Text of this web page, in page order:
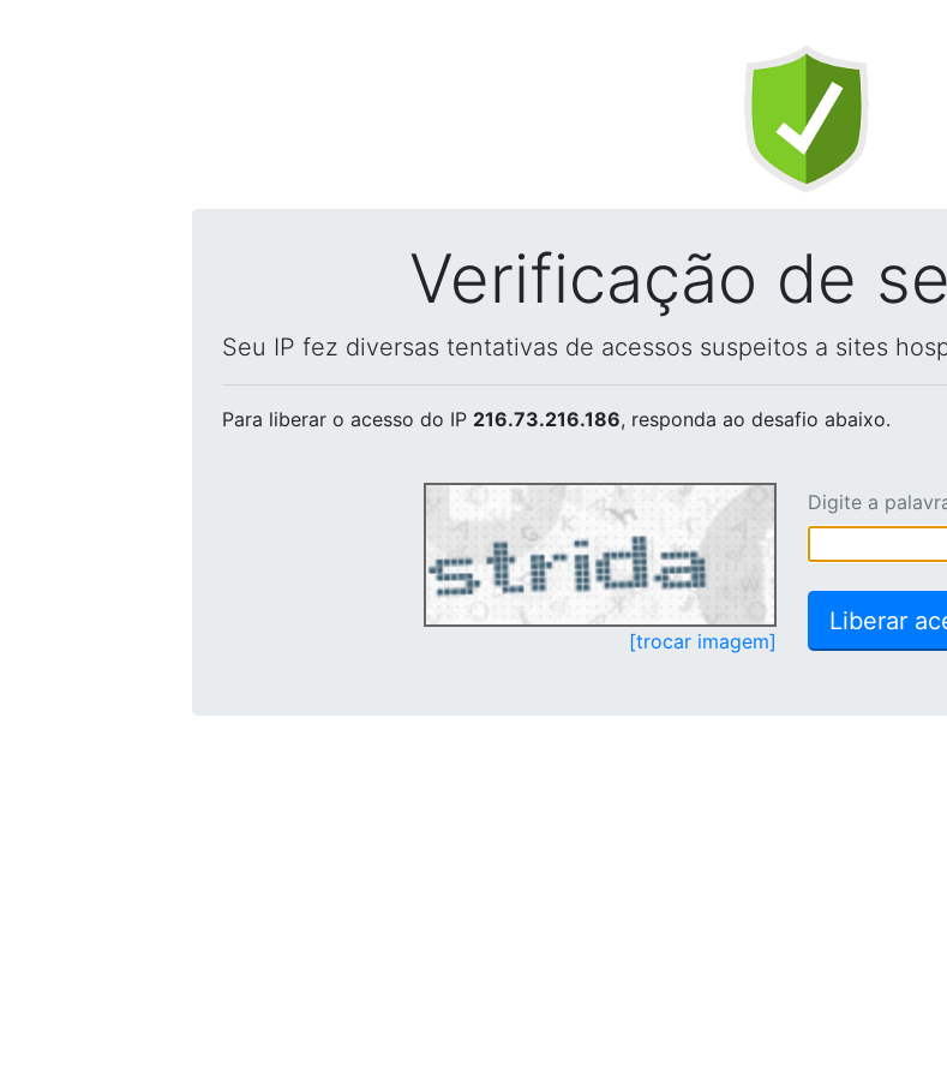
Verificação de
Seu IP fez diversas tentativas de acessos suspeitos a sites
Para liberar o acesso do IP 216.73.216.186, responda ao desafio abaixo.
[trocar imagem]
Digite a